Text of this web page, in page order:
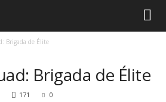
Brigada de Élite
Brigada de Élite
171 0